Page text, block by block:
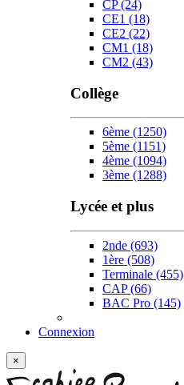
CP(24)
CE1 (18)
CE2 (22)
CM1 (18)
CM2 (43)
Collège
6ème (1250)
5ème (1151)
4ème (1094)
3ème (1288)
Lycée et plus
2nde (693)
1ère (508)
Terminale (455)
CAP(66)
BAC Pro (145)
Connexion
×